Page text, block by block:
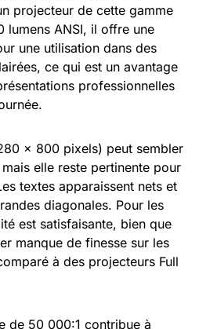
projecteur de cette gamme
lumens ANSI, il offre une
une utilisation dans des
ce qui est un avantage
professionnelles
x 800 pixels) peut sembler
elle reste pertinente pour
textes apparaissent nets et
diagonales. Pour les
est satisfaisante, bien que
manque de finesse sur les
à des projecteurs Full
de 50 000:1 contribue à